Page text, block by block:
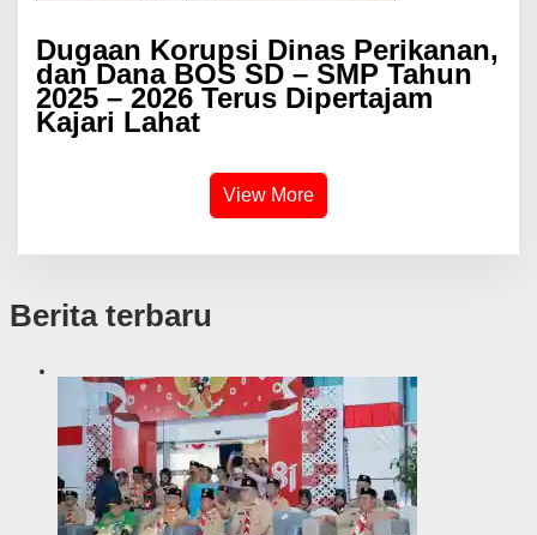
Dugaan Korupsi Dinas Perikanan,
dan Dana BOS SD – SMP Tahun
2025 – 2026 Terus Dipertajam
Kajari Lahat
View More
Berita terbaru